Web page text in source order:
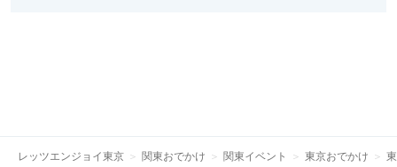
レッツエンジョイ東京 関東おでかけ 関東イベント 東京おでかけ